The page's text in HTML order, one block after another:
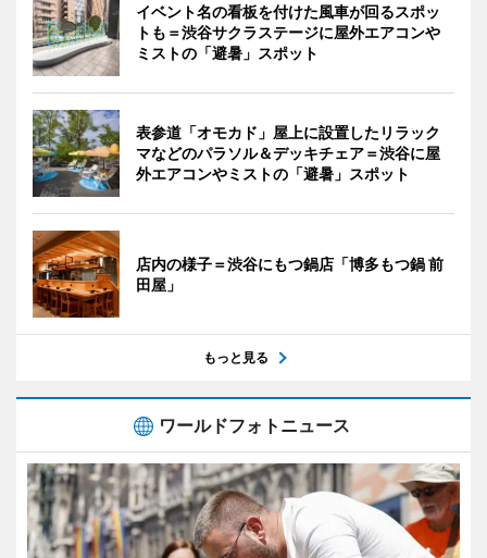
イベント名の看板を付けた風車が回るスポッ
トも＝渋谷サクラステージに屋外エアコンや
ミストの「避暑」スポット
表参道「オモカド」屋上に設置したリラック
マなどのパラソル＆デッキチェア＝渋谷に屋
外エアコンやミストの「避暑」スポット
店内の様子＝渋谷にもつ鍋店「博多もつ鍋 前
田屋」
もっと見る
ワールドフォトニュース